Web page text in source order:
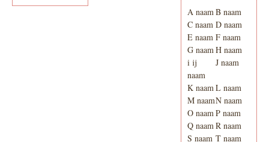
A naamB naam
C naam D naam
E naam F naam
G naamH naam
i ij
naam
J naam
K naamL naam
M naamN naam
O naamP naam
Q naamR naam
S naam T naam